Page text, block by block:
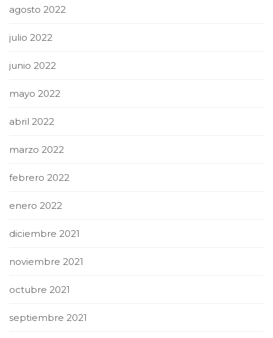
agosto 2022
julio 2022
junio 2022
mayo 2022
abril 2022
marzo 2022
febrero 2022
enero 2022
diciembre 2021
noviembre 2021
octubre 2021
septiembre 2021